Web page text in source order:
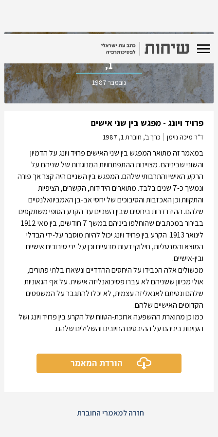
כרך ב', חוברת
1,
נובמבר 1987
פרויד ויונג - מפגש בין שני אישים
ד"ר מיכה נוימן כרך ב', חוברת 1, 1987
במאמר זה מתואר המפגש בין שני האישים פרויד ויונג על הדמיון
והשוני שביניהם. מצויינות ההתפתחויות המנוגדות של שניהם על
הרקע האישי והתרבותי שלהם. המפגש בין השניים היה קצר אך פורה
ונמשך כ-7 שנים בלבד. מתוארים הידידות, הקשרים, הציפיות
והתקוות וכן האכזבות והסיבוכים של יחסי אב-בן האמביוואלנטיים
שלהם. ההידרדרות ביחסים שבין השניים עד הקרע הסופי משתקפים
בבירור במכתבים שהוחלפו ביניהם במשך 7 חודשים, בין מאי 1912
לינואר 1913. הקרע בין פרויד ויונג יכול להיות מוסבר על-ידי הבדלי
המוצא והמנטליות, חילוקי דעות מדעיים וכן על-ידי סיבוכים אישיים
ובין-אישיים.
מכשולים אלה הכבידו על היחסים ההדדיים ונשארו בלתי פתורים,
אולי מכיוון ששניהם לא עברו פסיכואנליזה אישית. על אף הגאוניות
שלהם ונטיתם לאנאליזה עצמית, לא יכלו להתגבר על המשפטים
הקדומים האישיים שלהם.
כמו כן מתוארת ההשפעה ארוכת-הטווח של הקרע בין פרויד ויונג ושל
העוינות ביניהם על ההיבטים החיובים והשלילים שלהם.
הורדת המאמר
חזרה למאמרי החוברת